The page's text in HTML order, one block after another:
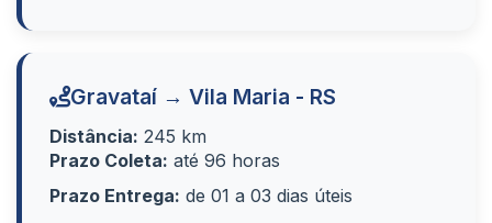
Gravataí → Vila Maria - RS
Distância: 245 km
Prazo Coleta: até 96 horas
Prazo Entrega: de 01 a 03 dias úteis